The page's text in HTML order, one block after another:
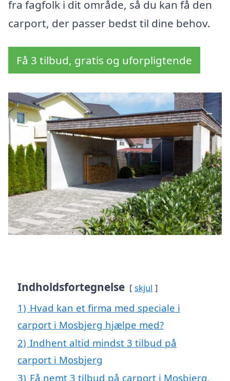
fra fagfolk i dit område, så du kan få den
carport, der passer bedst til dine behov.
Få 3 tilbud, gratis og uforpligtende
Indholdsfortegnelse skjul
1) Hvad kan et firma med speciale i
carport i Mosbjerg hjælpe med?
2) Indhent altid mindst 3 tilbud på
carport i Mosbjerg
3) Få nemt 3 tilbud på carport i Mosbjerg,